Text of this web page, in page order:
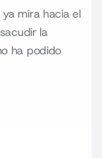
mira hacia el
la
ha podido